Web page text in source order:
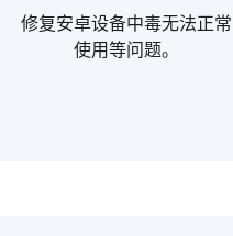
修复安卓设备中毒无法正常
使用等问题。